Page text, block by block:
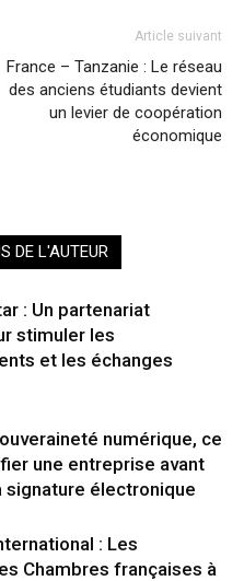
Article suivant
France – Tanzanie : Le réseau
des anciens étudiants devient
un levier de coopération
économique
DE L'AUTEUR
: Un partenariat
stimuler les
et les échanges
numérique, ce
une entreprise avant
signature électronique
: Les
Chambres françaises à